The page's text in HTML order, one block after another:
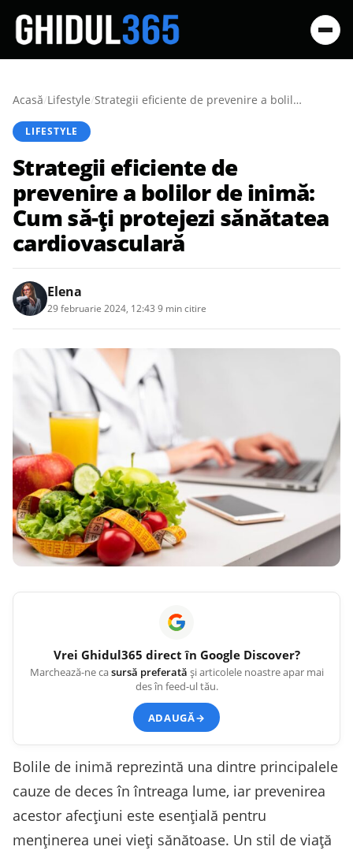
Acasă/Lifestyle/ Strategii eficiente de prevenire a bolilor de inimă: Cum să-ți protejezi sănătatea cardiovasculară
LIFESTYLE
Strategii eficiente de
prevenire a bolilor de inimă:
Cum să-ți protejezi sănătatea
cardiovasculară
Elena
29 februarie 2024, 12:43 9 min citire
Vrei Ghidul365 direct în Google Discover?
Marchează-ne casursă preferată și articolele noastre apar mai
des în feed-ul tău.
ADAUGĂ→
Bolile de inimă reprezintă una dintre principalele
cauze de deces în întreaga lume, iar prevenirea
acestor afecțiuni este esențială pentru
menținerea unei vieți sănătoase. Un stil de viață